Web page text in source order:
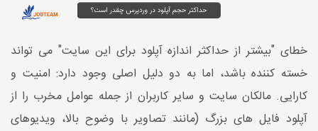
خطای "بیشتر از حداکثر اندازه آپلود برای این سایت" می تواند
خسته کننده باشد، اما به دو دلیل اصلی وجود دارد: امنیت و
کارایی. مالکان سایت و سایر کاربران از جمله عوامل مخرب را از
آپلود فایل های بزرگ (مانند تصاویر با وضوح بالا، ویدیوهای